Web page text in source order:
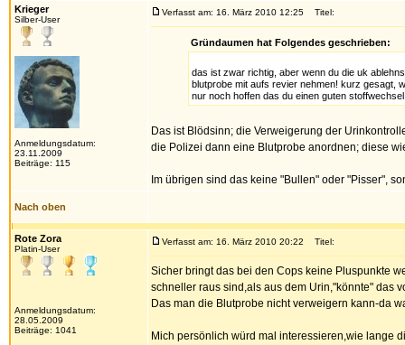
Krieger
Silber-User
Anmeldungsdatum:
23.11.2009
Beiträge: 115
Verfasst am: 16. März 2010 12:25 Titel:
Gründaumen hat Folgendes geschrieben:
das ist zwar richtig, aber wenn du die uk
blutprobe mit aufs revier nehmen! kurz gesagt,
nur noch hoffen das du einen guten
Das ist Blödsinn; die Verweigerung der
die Polizei dann eine Blutprobe anordnen; diese
Im übrigen sind das keine "Bullen" oder "Pisser",
Nach oben
Rote Zora
Platin-User
Anmeldungsdatum:
28.05.2009
Beiträge: 1041
Verfasst am: 16. März 2010 20:22 Titel:
Sicher bringt das bei den Cops keine Pluspunkte
schneller raus sind,als aus dem Urin,"könnte" das
Das man die Blutprobe nicht verweigern kann-da
Mich persönlich würd mal interessieren,wie lange